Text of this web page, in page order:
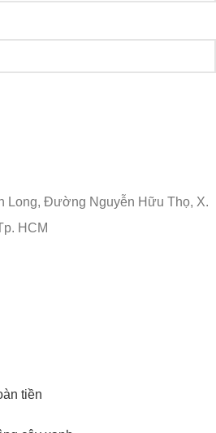
Long, Đường Nguyễn Hữu Thọ, X.
HCM
tiền